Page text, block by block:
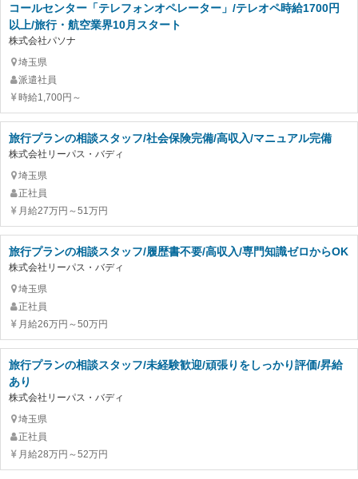
コールセンター「テレフォンオペレーター」/テレオペ時給1700円
以上/旅行・航空業界10月スタート
株式会社パソナ
埼玉県
派遣社員
時給1,700円～
旅行プランの相談スタッフ/社会保険完備/高収入/マニュアル完備
株式会社リーパス・バディ
埼玉県
正社員
月給27万円～51万円
旅行プランの相談スタッフ/履歴書不要/高収入/専門知識ゼロからOK
株式会社リーパス・バディ
埼玉県
正社員
月給26万円～50万円
旅行プランの相談スタッフ/未経験歓迎/頑張りをしっかり評価/昇給
あり
株式会社リーパス・バディ
埼玉県
正社員
月給28万円～52万円